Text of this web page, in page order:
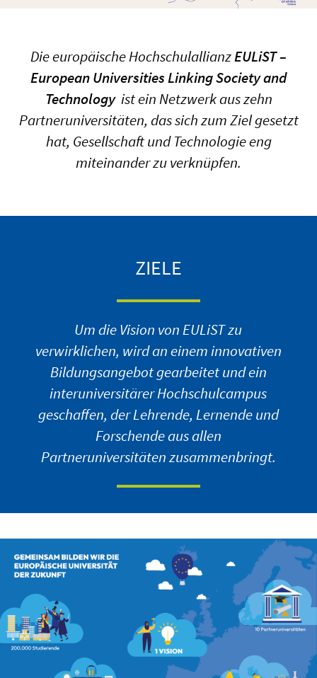
Die europäische HochschulallianzEULiST –
European Universities Linking Society and
Technologyist ein Netzwerk aus zehn
Partneruniversitäten, das sich zum Ziel gesetzt
hat, Gesellschaft und Technologie eng
miteinander zu verknüpfen.
ZIELE
Um die Vision von EULiST zu
verwirklichen, wird an einem innovativen
Bildungsangebot gearbeitet und ein
interuniversitärer Hochschulcampus
geschaffen, der Lehrende, Lernende und
Forschende aus allen
Partneruniversitäten zusammenbringt.